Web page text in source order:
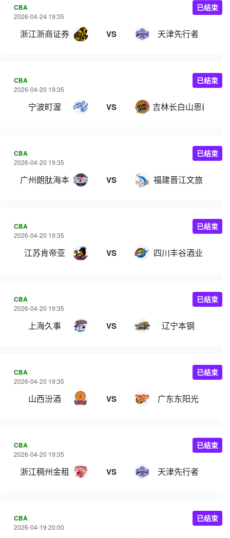
CBA
2026-04-24 19:35
浙江浙商证券 VS 天津先行者
已结束
CBA
2026-04-20 19:35
宁波町渥 VS 吉林长白山恩都里
已结束
CBA
2026-04-20 19:35
广州朗肽海本 VS 福建晋江文旅
已结束
CBA
2026-04-20 19:35
江苏肯帝亚 VS 四川丰谷酒业
已结束
CBA
2026-04-20 19:35
上海久事 VS 辽宁本钢
已结束
CBA
2026-04-20 19:35
山西汾酒 VS 广东东阳光
已结束
CBA
2026-04-20 19:35
浙江稠州金租 VS 天津先行者
已结束
CBA
2026-04-19 20:00
已结束